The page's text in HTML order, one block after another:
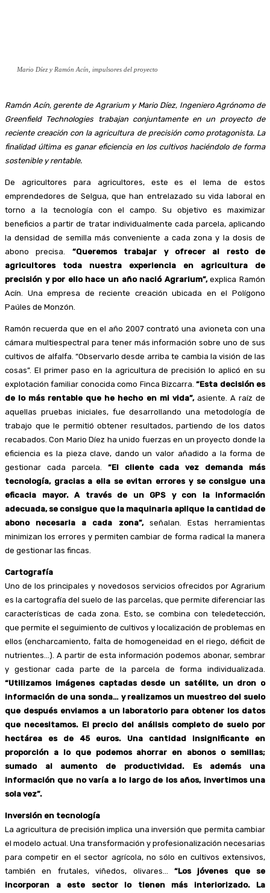
Mario Díez y Ramón Acín, impulsores del proyecto
Ramón Acín, gerente de Agrarium y Mario Díez, Ingeniero Agrónomo de
Greenfield Technologies trabajan conjuntamente en un proyecto de
reciente creación con la agricultura de precisión como protagonista. La
finalidad última es ganar eficiencia en los cultivos haciéndolo de forma
sostenible y rentable.
De agricultores para agricultores, este es el lema de estos
emprendedores de Selgua, que han entrelazado su vida laboral en
torno a la tecnología con el campo. Su objetivo es maximizar
beneficios a partir de tratar individualmente cada parcela, aplicando
la densidad de semilla más conveniente a cada zona y la dosis de
abono precisa. “Queremos trabajar y ofrecer al resto de
agricultores toda nuestra experiencia en agricultura de
precisión y por ello hace un año nació Agrarium”,explica Ramón
Acín. Una empresa de reciente creación ubicada en el Polígono
Paúles de Monzón.
Ramón recuerda que en el año 2007 contrató una avioneta con una
cámara multiespectral para tener más información sobre uno de sus
cultivos de alfalfa. “Observarlo desde arriba te cambia la visión de las
cosas”. El primer paso en la agricultura de precisión lo aplicó en su
explotación familiar conocida como Finca Bizcarra.“Esta decisión es
de lo más rentable que he hecho en mi vida”,asiente. A raíz de
aquellas pruebas iniciales, fue desarrollando una metodología de
trabajo que le permitió obtener resultados, partiendo de los datos
recabados. Con Mario Díez ha unido fuerzas en un proyecto donde la
eficiencia es la pieza clave, dando un valor añadido a la forma de
gestionar cada parcela. “El cliente cada vez demanda más
tecnología, gracias a ella se evitan errores y se consigue una
eficacia mayor. A través de un GPS y con la información
adecuada, se consigue que la maquinaria aplique la cantidad de
abono necesaria a cada zona”,señalan. Estas herramientas
minimizan los errores y permiten cambiar de forma radical la manera
de gestionar las fincas.
Cartografía
Uno de los principales y novedosos servicios ofrecidos por Agrarium
es la cartografía del suelo de las parcelas, que permite diferenciar las
características de cada zona. Esto, se combina con teledetección,
que permite el seguimiento de cultivos y localización de problemas en
ellos (encharcamiento, falta de homogeneidad en el riego, déficit de
nutrientes…). A partir de esta información podemos abonar, sembrar
y gestionar cada parte de la parcela de forma individualizada.
“Utilizamos imágenes captadas desde un satélite, un dron o
información de una sonda… y realizamos un muestreo del suelo
que después enviamos a un laboratorio para obtener los datos
que necesitamos. El precio del análisis completo de suelo por
hectárea es de 45 euros. Una cantidad insignificante en
proporción a lo que podemos ahorrar en abonos o semillas;
sumado al aumento de productividad. Es además una
información que no varía a lo largo de los años, invertimos una
sola vez”.
Inversión en tecnología
La agricultura de precisión implica una inversión que permita cambiar
el modelo actual. Una transformación y profesionalización necesarias
para competir en el sector agrícola, no sólo en cultivos extensivos,
también en frutales, viñedos, olivares… “Los jóvenes que se
incorporan a este sector lo tienen más interiorizado. La